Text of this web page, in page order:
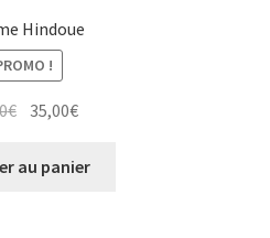
Hindoue
!
€ Le
initial
35,00€Le
actuel
au panier